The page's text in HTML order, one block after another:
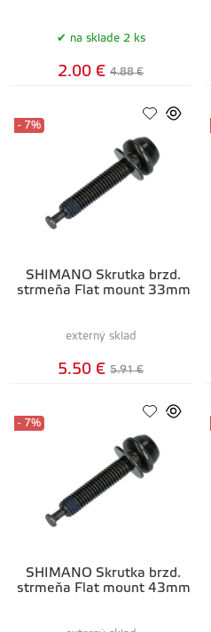
na sklade 2 ks
2.00 € 4.88 €
SHIMANO Skrutka brzd.
strmeňa Flat mount 33mm
- 7%
externý sklad
5.50 € 5.91 €
SHIMANO Skrutka brzd.
strmeňa Flat mount 43mm
- 7%